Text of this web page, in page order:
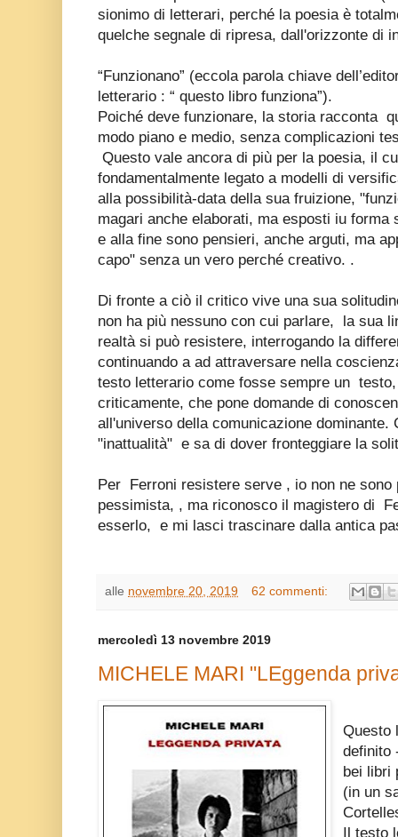
sionimo di letterari, perché la poesia è
quelche segnale di ripresa, dall'orizzonte di
“Funzionano” (eccola parola chiave
letterario : “ questo libro funziona”).
Poiché deve funzionare, la storia racconta
modo piano e medio, senza complicazioni
Questo vale ancora di più per la poesia, il
fondamentalmente legato a modelli di
alla possibilità-data della sua fruizione,
magari anche elaborati, ma esposti iu forma
e alla fine sono pensieri, anche arguti, ma
capo" senza un vero perché creativo. .
Di fronte a ciò il critico vive una sua
non ha più nessuno con cui parlare,
la sua
realtà si può resistere, interrogando la
continuando a ad attraversare nella
testo letterario come fosse sempre un
criticamente, che pone domande di
all'universo della comunicazione dominante.
"inattualità" e sa di dover fronteggiare la
Per Ferroni resistere serve , io non ne
pessimista, , ma riconosco il magistero di
esserlo, e mi lasci trascinare dalla antica
alle novembre 20, 2019 62 commenti:
mercoledì 13 novembre 2019
MICHELE MARI "LEggenda
Questo
definito
bei libri
(in un
Il testo